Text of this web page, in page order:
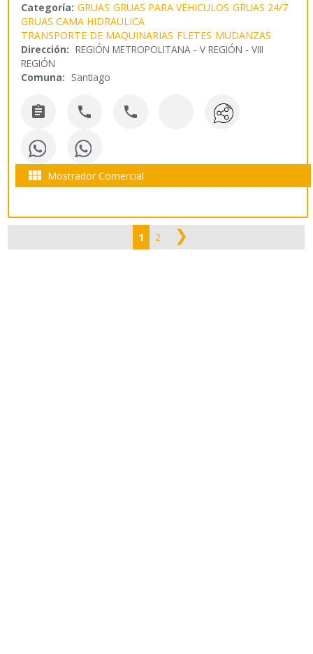
Categoría: GRUAS GRUAS PARA VEHICULOS GRUAS 24/7
GRUAS CAMA HIDRAULICA
TRANSPORTE DE MAQUINARIAS FLETES MUDANZAS
Dirección: REGIÓN METROPOLITANA - V REGIÓN - VIII
REGIÓN
Comuna: Santiago
  
 Mostrador Comercial
1 2 ❯